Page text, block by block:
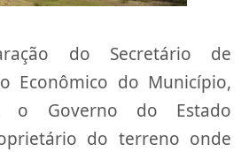
do Secretário de
Econômico do Município,
o Governo do Estado
do terreno onde